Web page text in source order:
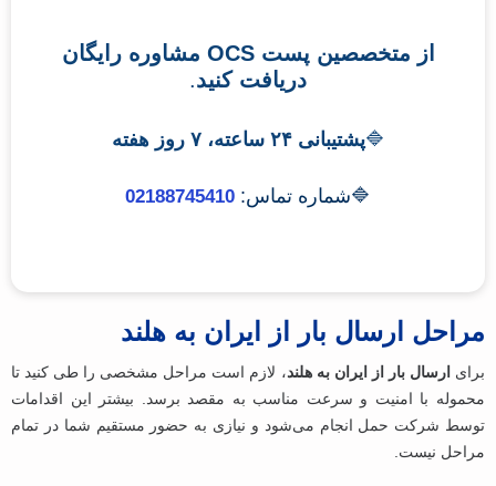
از متخصصین پست OCS مشاوره رایگان
دریافت کنید.
🔷پشتیبانی ۲۴ ساعته، ۷ روز هفته
🔷شماره تماس: 02188745410
مراحل ارسال بار از ایران به هلند
برای ارسال بار از ایران به هلند، لازم است مراحل مشخصی را طی کنید تا
محموله با امنیت و سرعت مناسب به مقصد برسد. بیشتر این اقدامات
توسط شرکت حمل انجام می‌شود و نیازی به حضور مستقیم شما در تمام
مراحل نیست.